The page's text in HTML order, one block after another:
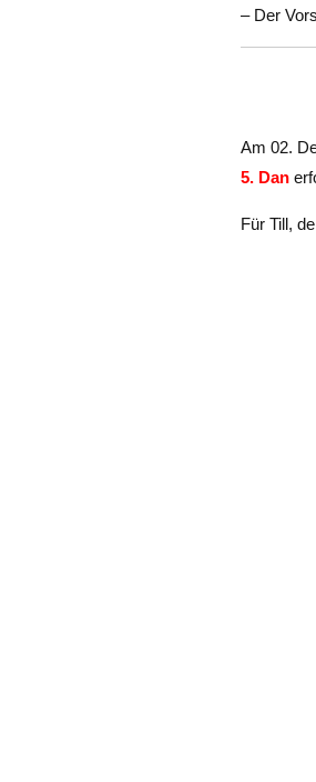
– Der
Am 02.
5. Dan
Für Till,